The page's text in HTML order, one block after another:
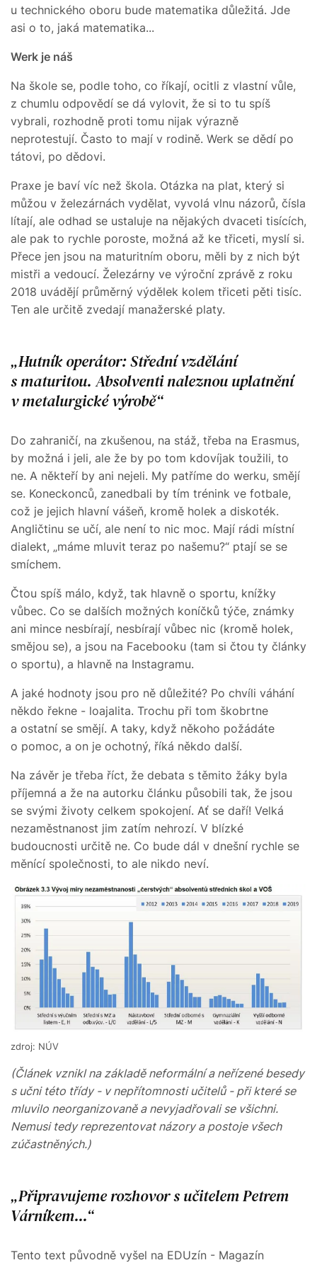
u technického oboru bude matematika důležitá. Jde
asi o to, jaká matematika...
Werk je náš
Na škole se, podle toho, co říkají, ocitli z vlastní vůle,
z chumlu odpovědí se dá vylovit, že si to tu spíš
vybrali, rozhodně proti tomu nijak výrazně
neprotestují. Často to mají v rodině. Werk se dědí po
tátovi, po dědovi.
Praxe je baví víc než škola. Otázka na plat, který si
můžou v železárnách vydělat, vyvolá vlnu názorů, čísla
lítají, ale odhad se ustaluje na nějakých dvaceti tisících,
ale pak to rychle poroste, možná až ke třiceti, myslí si.
Přece jen jsou na maturitním oboru, měli by z nich být
mistři a vedoucí. Železárny ve výroční zprávě z roku
2018 uvádějí průměrný výdělek kolem třiceti pěti tisíc.
Ten ale určitě zvedají manažerské platy.
Hutník operátor: Střední vzdělání
s maturitou. Absolventi naleznou uplatnění
v metalurgické výrobě
Do zahraničí, na zkušenou, na stáž, třeba na Erasmus,
by možná i jeli, ale že by po tom kdovíjak toužili, to
ne. A někteří by ani nejeli. My patříme do werku, smějí
se. Koneckonců, zanedbali by tím trénink ve fotbale,
což je jejich hlavní vášeň, kromě holek a diskoték.
Angličtinu se učí, ale není to nic moc. Mají rádi místní
dialekt, „máme mluvit teraz po našemu?“ ptají se se
smíchem.
Čtou spíš málo, když, tak hlavně o sportu, knížky
vůbec. Co se dalších možných koníčků týče, známky
ani mince nesbírají, nesbírají vůbec nic (kromě holek,
smějou se), a jsou na Facebooku (tam si čtou ty články
o sportu), a hlavně na Instagramu.
A jaké hodnoty jsou pro ně důležité? Po chvíli váhání
někdo řekne - loajalita. Trochu při tom škobrtne
a ostatní se smějí. A taky, když někoho požádáte
o pomoc, a on je ochotný, říká někdo další.
Na závěr je třeba říct, že debata s těmito žáky byla
příjemná a že na autorku článku působili tak, že jsou
se svými životy celkem spokojení. Ať se daří! Velká
nezaměstnanost jim zatím nehrozí. V blízké
budoucnosti určitě ne. Co bude dál v dnešní rychle se
měnící společnosti, to ale nikdo neví.
zdroj: NÚV
(Článek vznikl na základě neformální a neřízené besedy
s učni této třídy - v nepřítomnosti učitelů - při které se
mluvilo neorganizovaně a nevyjadřovali se všichni.
Nemusi tedy reprezentovat názory a postoje všech
zúčastněných.)
Připravujeme rozhovor s učitelem Petrem
Várníkem...
Tento text původně vyšel na EDUzín - Magazín